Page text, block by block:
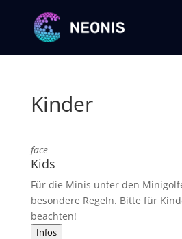
Kinder
face
Kids
Für die Minis unter den
besondere Regeln. Bitte für
beachten!
Infos